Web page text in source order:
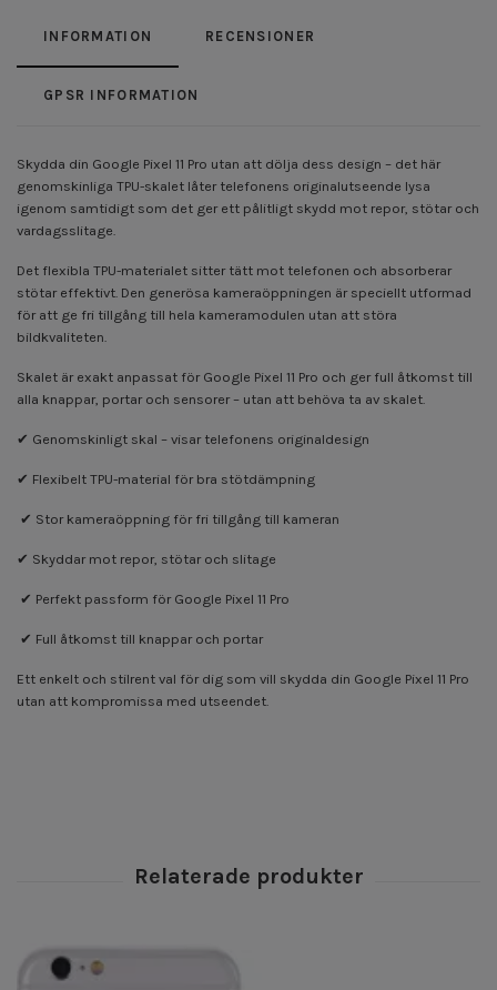
INFORMATION RECENSIONER
GPSR INFORMATION
Skydda din Google Pixel 11 Pro utan att dölja dess design – det här
genomskinliga TPU-skalet låter telefonens originalutseende lysa
igenom samtidigt som det ger ett pålitligt skydd mot repor, stötar och
vardagsslitage.
Det flexibla TPU-materialet sitter tätt mot telefonen och absorberar
stötar effektivt. Den generösa kameraöppningen är speciellt utformad
för att ge fri tillgång till hela kameramodulen utan att störa
bildkvaliteten.
Skalet är exakt anpassat för Google Pixel 11 Pro och ger full åtkomst till
alla knappar, portar och sensorer – utan att behöva ta av skalet.
✔ Genomskinligt skal – visar telefonens originaldesign
✔ Flexibelt TPU-material för bra stötdämpning
✔ Stor kameraöppning för fri tillgång till kameran
✔ Skyddar mot repor, stötar och slitage
✔ Perfekt passform för Google Pixel 11 Pro
✔ Full åtkomst till knappar och portar
Ett enkelt och stilrent val för dig som vill skydda din Google Pixel 11 Pro
utan att kompromissa med utseendet.